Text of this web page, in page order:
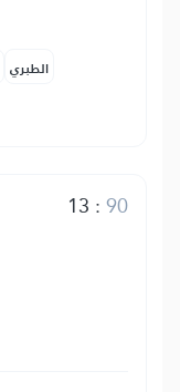
الطبري
13 :90